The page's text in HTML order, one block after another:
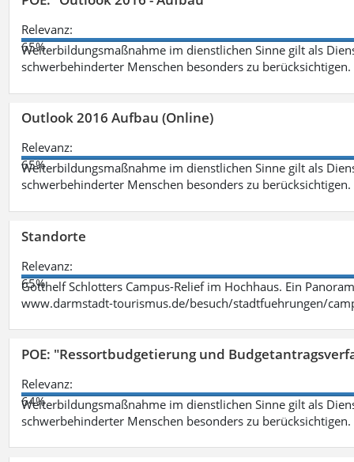
Relevanz:
65%
Weiterbildungsmaßnahme im dienstlichen Sinne gilt als
schwerbehinderter Menschen besonders zu berücksichtigen.
Outlook 2016 Aufbau (Online)
Relevanz:
65%
Weiterbildungsmaßnahme im dienstlichen Sinne gilt als
schwerbehinderter Menschen besonders zu berücksichtigen.
Standorte
Relevanz:
65%
Gotthelf Schlotters Campus-Relief im Hochhaus. Ein
www.darmstadt-tourismus.de/besuch/stadtfuehrungen/
POE: "Ressortbudgetierung und
Relevanz:
64%
Weiterbildungsmaßnahme im dienstlichen Sinne gilt als
schwerbehinderter Menschen besonders zu berücksichtigen.